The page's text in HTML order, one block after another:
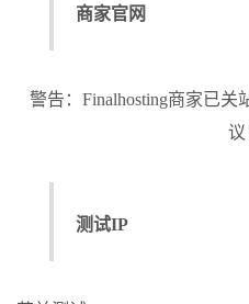
商家官网
警告：Finalhosting商家已关
议
测试IP